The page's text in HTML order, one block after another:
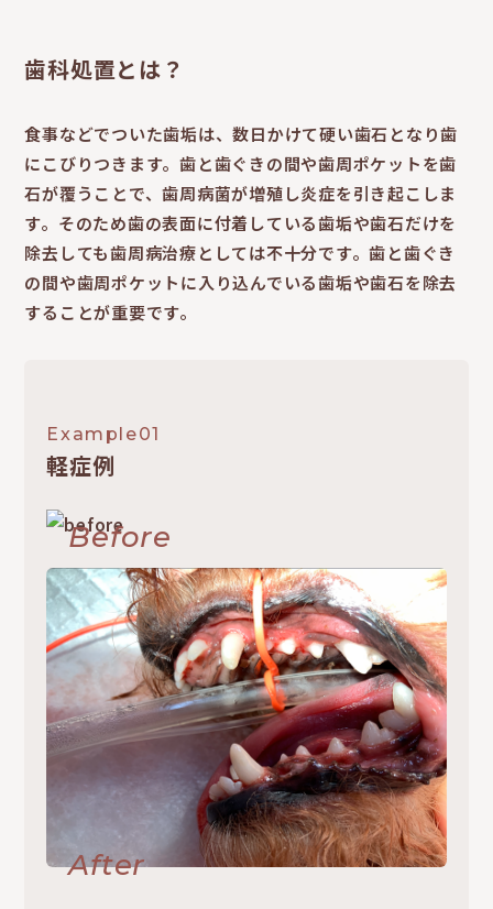
歯科処置とは？
食事などでついた歯垢は、数日かけて硬い歯石となり歯
にこびりつきます。歯と歯ぐきの間や歯周ポケットを歯
石が覆うことで、歯周病菌が増殖し炎症を引き起こしま
す。そのため歯の表面に付着している歯垢や歯石だけを
除去しても歯周病治療としては不十分です。歯と歯ぐき
の間や歯周ポケットに入り込んでいる歯垢や歯石を除去
することが重要です。
Example01
軽症例
Before
After